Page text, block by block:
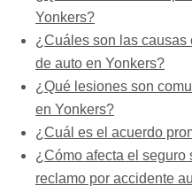
Yonkers?
¿Cuáles son las causas
de auto en Yonkers?
¿Qué lesiones son
en Yonkers?
¿Cuál es el acuerdo
¿Cómo afecta el seguro
reclamo por accidente